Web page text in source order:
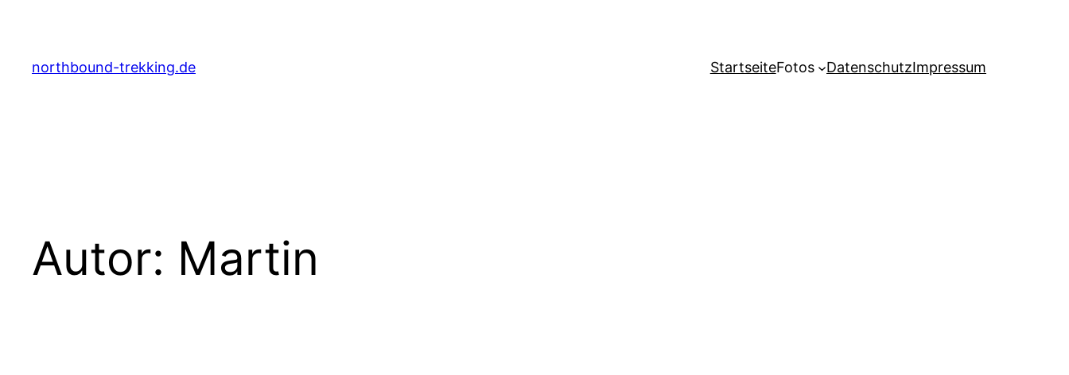
springen
northbound-trekking.de StartseiteFotos DatenschutzImpressum
Autor: Martin